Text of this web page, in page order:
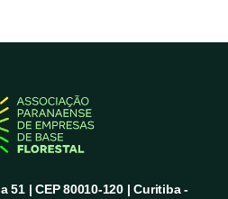
51 | CEP 80010-120 | Curitiba -